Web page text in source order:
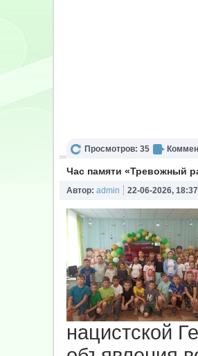
Просмотров: 35
Час памяти «Тревожный
Автор: admin 22-06-2026, 18:37
нацистской